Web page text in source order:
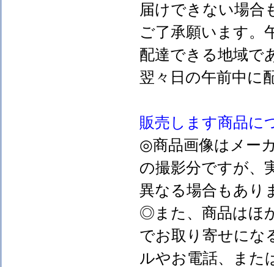
届けできない場合
ご了承願います。
配達できる地域で
翌々日の午前中に
販売します商品に
◎商品画像はメー
の撮影分ですが、
異なる場合もあり
◎また、商品はほ
でお取り寄せにな
ルやお電話、また